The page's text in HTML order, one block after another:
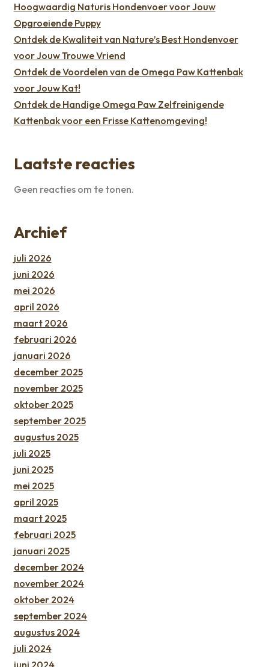
Hoogwaardig Naturis Hondenvoer voor Jouw
Opgroeiende Puppy
Ontdek de Kwaliteit van Nature’s Best Hondenvoer
voor Jouw Trouwe Vriend
Ontdek de Voordelen van de Omega Paw Kattenbak
voor Jouw Kat!
Ontdek de Handige Omega Paw Zelfreinigende
Kattenbak voor een Frisse Kattenomgeving!
Laatste reacties
Geen reacties om te tonen.
Archief
juli 2026
juni 2026
mei 2026
april 2026
maart 2026
februari 2026
januari 2026
december 2025
november 2025
oktober 2025
september 2025
augustus 2025
juli 2025
juni 2025
mei 2025
april 2025
maart 2025
februari 2025
januari 2025
december 2024
november 2024
oktober 2024
september 2024
augustus 2024
juli 2024
juni 2024